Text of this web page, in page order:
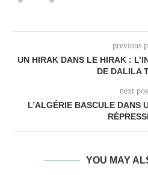
previous
UN HIRAK DANS LE HIRAK :
DE DALILA
next
L’ALGÉRIE BASCULE DANS
YOU MAY